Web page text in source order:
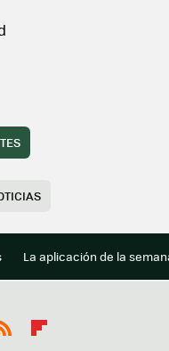
La aplicación de la